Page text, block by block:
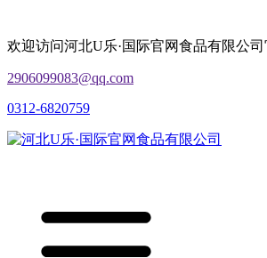
欢迎访问河北U乐·国际官网食品有限公司
2906099083@qq.com
0312-6820759